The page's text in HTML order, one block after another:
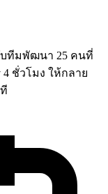
รับทีมพัฒนา 25 คนที่
4 ชั่วโมง ให้กลาย